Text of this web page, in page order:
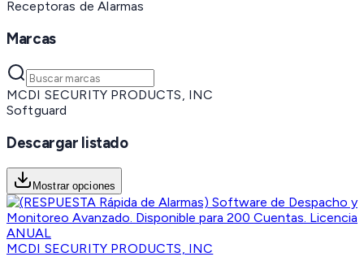
Receptoras de Alarmas
Marcas
MCDI SECURITY PRODUCTS, INC
Softguard
Descargar listado
Mostrar opciones
MCDI SECURITY PRODUCTS, INC